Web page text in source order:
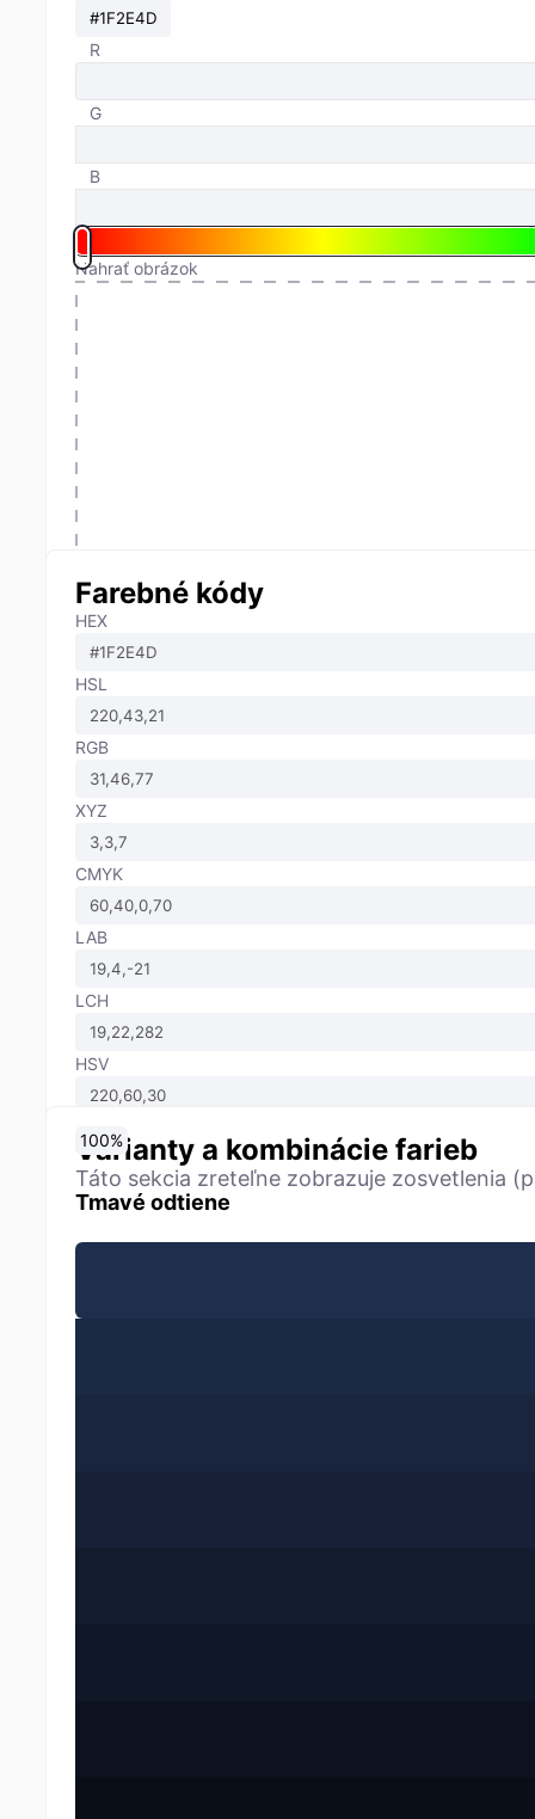
R
G
B
Nahrať obrázok
Farebné kódy
HEX
HSL
RGB
XYZ
CMYK
LAB
LCH
HSV
Varianty a kombinácie farieb
Táto sekcia zreteľne zobrazuje zosvetlenia
Tmavé odtiene
0%
10%
20%
30%
40%
50%
60%
70%
80%
90%
100%